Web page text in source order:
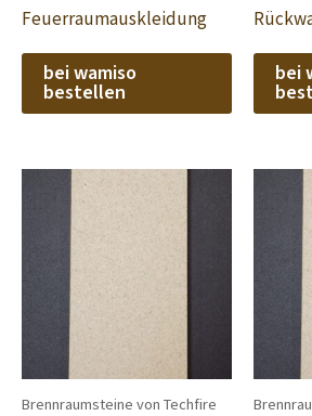
Feuerraumauskleidung
bei wamiso
bestellen
bei
Brennraumsteine von Techfire